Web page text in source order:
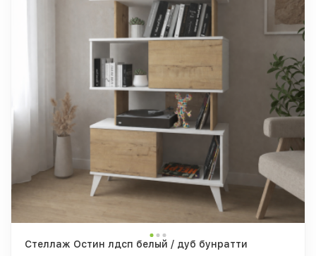
Стеллаж Остин лдсп белый / дуб бунратти